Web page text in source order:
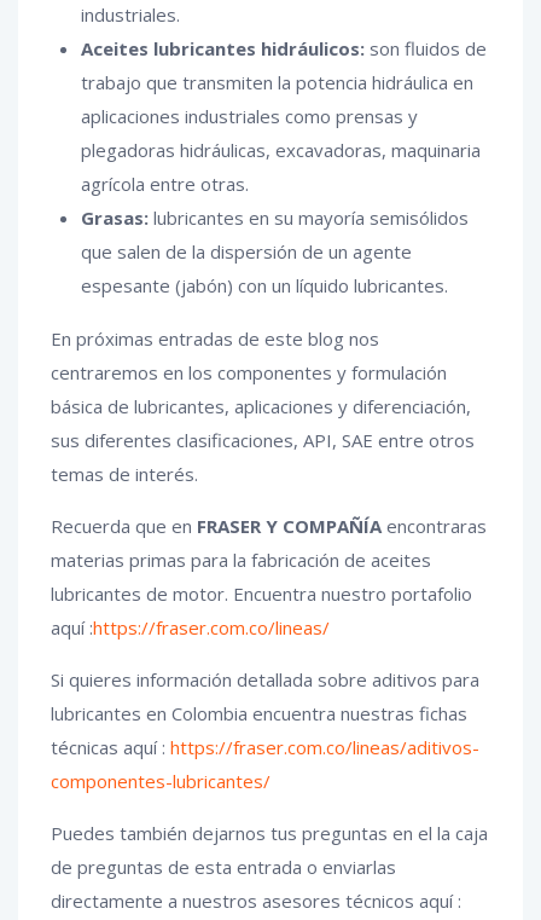
industriales.
Aceites lubricantes hidráulicos: son fluidos de
trabajo que transmiten la potencia hidráulica en
aplicaciones industriales como prensas y
plegadoras hidráulicas, excavadoras, maquinaria
agrícola entre otras.
Grasas: lubricantes en su mayoría semisólidos
que salen de la dispersión de un agente
espesante (jabón) con un líquido lubricantes.
En próximas entradas de este blog nos
centraremos en los componentes y formulación
básica de lubricantes, aplicaciones y diferenciación,
sus diferentes clasificaciones, API, SAE entre otros
temas de interés.
Recuerda que en FRASER Y COMPAÑÍA encontraras
materias primas para la fabricación de aceites
lubricantes de motor. Encuentra nuestro portafolio
aquí :https://fraser.com.co/lineas/
Si quieres información detallada sobre aditivos para
lubricantes en Colombia encuentra nuestras fichas
técnicas aquí : https://fraser.com.co/lineas/aditivos-
componentes-lubricantes/
Puedes también dejarnos tus preguntas en el la caja
de preguntas de esta entrada o enviarlas
directamente a nuestros asesores técnicos aquí :